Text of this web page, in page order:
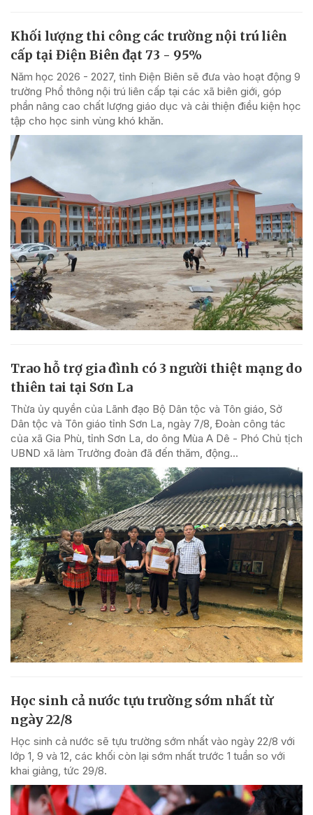
Khối lượng thi công các trường nội trú liên
cấp tại Điện Biên đạt 73 - 95%
Năm học 2026 - 2027, tỉnh Điện Biên sẽ đưa vào hoạt động 9
trường Phổ thông nội trú liên cấp tại các xã biên giới, góp
phần nâng cao chất lượng giáo dục và cải thiện điều kiện học
tập cho học sinh vùng khó khăn.
Trao hỗ trợ gia đình có 3 người thiệt mạng do
thiên tai tại Sơn La
Thừa ủy quyền của Lãnh đạo Bộ Dân tộc và Tôn giáo, Sở
Dân tộc và Tôn giáo tỉnh Sơn La, ngày 7/8, Đoàn công tác
của xã Gia Phù, tỉnh Sơn La, do ông Mùa A Dê - Phó Chủ tịch
UBND xã làm Trưởng đoàn đã đến thăm, động...
Học sinh cả nước tựu trường sớm nhất từ
ngày 22/8
Học sinh cả nước sẽ tựu trường sớm nhất vào ngày 22/8 với
lớp 1, 9 và 12, các khối còn lại sớm nhất trước 1 tuần so với
khai giảng, tức 29/8.